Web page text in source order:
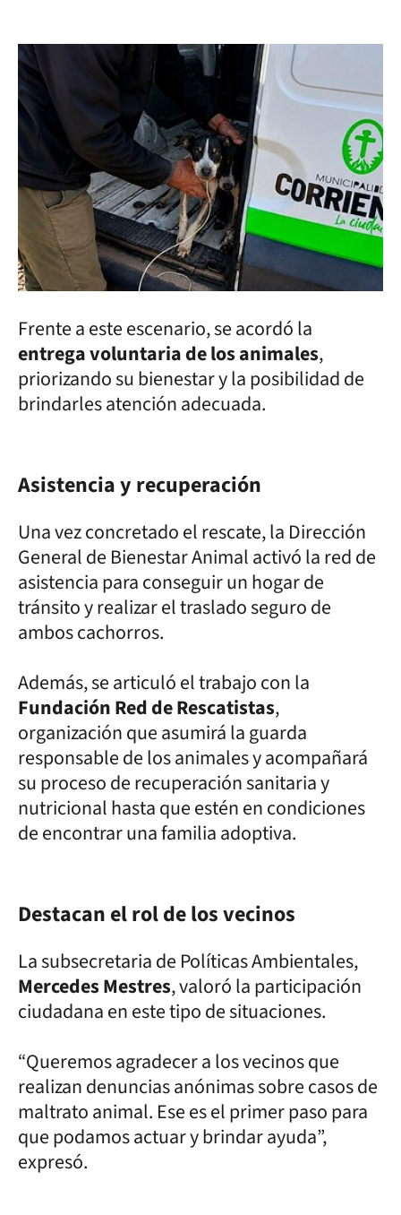
Frente a este escenario, se acordó la
entrega voluntaria de los animales,
priorizando su bienestar y la posibilidad de
brindarles atención adecuada.
Asistencia y recuperación
Una vez concretado el rescate, la Dirección
General de Bienestar Animal activó la red de
asistencia para conseguir un hogar de
tránsito y realizar el traslado seguro de
ambos cachorros.
Además, se articuló el trabajo con la
Fundación Red de Rescatistas,
organización que asumirá la guarda
responsable de los animales y acompañará
su proceso de recuperación sanitaria y
nutricional hasta que estén en condiciones
de encontrar una familia adoptiva.
Destacan el rol de los vecinos
La subsecretaria de Políticas Ambientales,
Mercedes Mestres, valoró la participación
ciudadana en este tipo de situaciones.
“Queremos agradecer a los vecinos que
realizan denuncias anónimas sobre casos de
maltrato animal. Ese es el primer paso para
que podamos actuar y brindar ayuda”,
expresó.